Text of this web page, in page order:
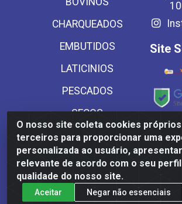
O nosso site coleta cookies
terceiros para proporcionar uma
personalizada ao usuário,
relevante de acordo com o seu
qualidade do nosso site.
Aceitar Negar não essenciais
CHARQUEADOS
EMBUTIDOS
LATICINIOS
PESCADOS
SECOS
SUINOS
VEGETAIS CONG E
MASSAS
Site